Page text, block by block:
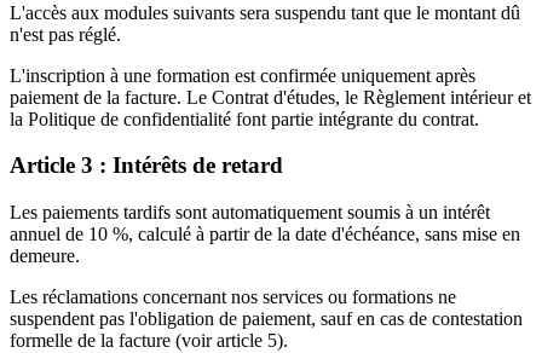
L'accès aux modules suivants sera suspendu tant que le montant dû
n'est pas réglé.
L'inscription à une formation est confirmée uniquement après
paiement de la facture. Le Contrat d'études, le Règlement intérieur et
la Politique de confidentialité font partie intégrante du contrat.
Article 3 : Intérêts de retard
Les paiements tardifs sont automatiquement soumis à un intérêt
annuel de 10 %, calculé à partir de la date d'échéance, sans mise en
demeure.
Les réclamations concernant nos services ou formations ne
suspendent pas l'obligation de paiement, sauf en cas de contestation
formelle de la facture (voir article 5).